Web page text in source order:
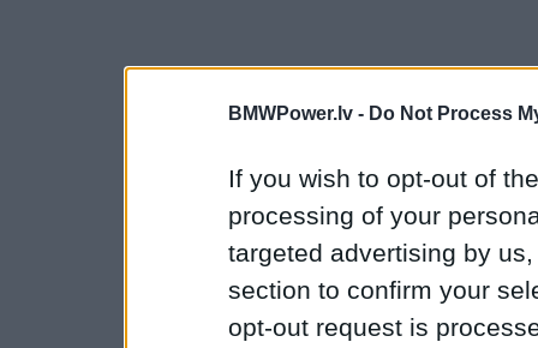
BMWPower.lv - Do Not Process
If you wish to opt-out of
processing of your
targeted advertising by
section to confirm your
opt-out request is